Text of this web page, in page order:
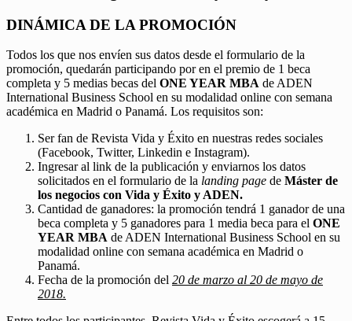
DINÁMICA DE LA PROMOCIÓN
Todos los que nos envíen sus datos desde el formulario de la
promoción, quedarán participando por en el premio de 1 beca
completa y 5 medias becas del ONE YEAR MBA de ADEN
International Business School en su modalidad online con semana
académica en Madrid o Panamá. Los requisitos son:
Ser fan de Revista Vida y Éxito en nuestras redes sociales
(Facebook, Twitter, Linkedin e Instagram).
Ingresar al link de la publicación y enviarnos los datos
solicitados en el formulario de la landing page de Máster de
los negocios con Vida y Éxito y ADEN.
Cantidad de ganadores: la promoción tendrá 1 ganador de una
beca completa y 5 ganadores para 1 media beca para el ONE
YEAR MBA de ADEN International Business School en su
modalidad online con semana académica en Madrid o
Panamá.
Fecha de la promoción del 20 de marzo al 20 de mayo de
2018.